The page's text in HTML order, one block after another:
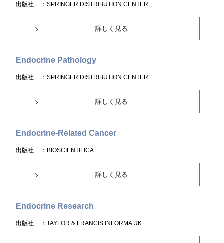
出版社 ：SPRINGER DISTRIBUTION CENTER
詳しく見る
Endocrine Pathology
出版社 ：SPRINGER DISTRIBUTION CENTER
詳しく見る
Endocrine-Related Cancer
出版社 ：BIOSCIENTIFICA
詳しく見る
Endocrine Research
出版社 ：TAYLOR & FRANCIS INFORMA UK